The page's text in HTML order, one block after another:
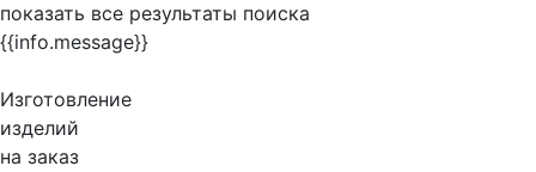
показать все результаты поиска
{{info.message}}
Изготовление
изделий
на заказ